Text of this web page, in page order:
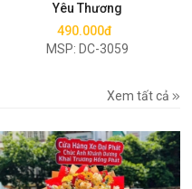
Yêu Thương
490.000đ
MSP: DC-3059
Xem tất cả